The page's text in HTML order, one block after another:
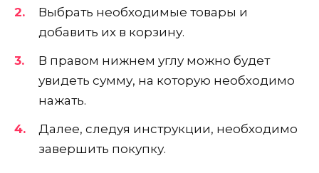
Выбрать необходимые товары и
добавить их в корзину.
В правом нижнем углу можно будет
увидеть сумму, на которую необходимо
нажать.
Далее, следуя инструкции, необходимо
завершить покупку.